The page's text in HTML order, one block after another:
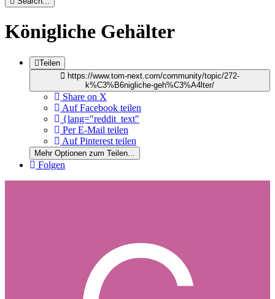
Königliche Gehälter
Teilen
https://www.tom-next.com/community/topic/272-
k%C3%B6nigliche-geh%C3%A4lter/
Share on X
Auf Facebook teilen
{lang="reddit_text"
Per E-Mail teilen
Auf Pinterest teilen
Mehr Optionen zum Teilen...
Folgen